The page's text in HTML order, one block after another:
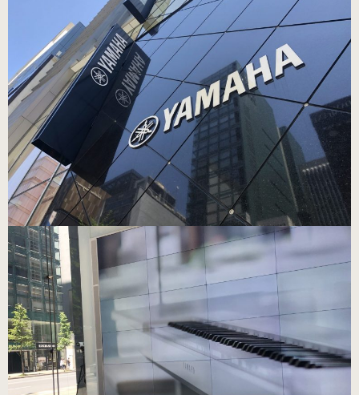
（シャンパン・スムース）
（22.5～26.0cm）
ローヒール 子供サイズ
（シャンパン・スムース）
（21.0～22.0cm）
男女兼用モデル
（エナメル・コンビ）
（21.0～25.0cm）
練習用（ヒール高2cm）
練習用（ストレッチ生地）
（22.5～26.0cm）数量限定商品